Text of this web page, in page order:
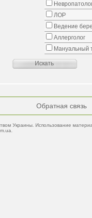
ЛОР
Ведение
Аллерголог
Мануальный
Обратная связь
Украины. Использование